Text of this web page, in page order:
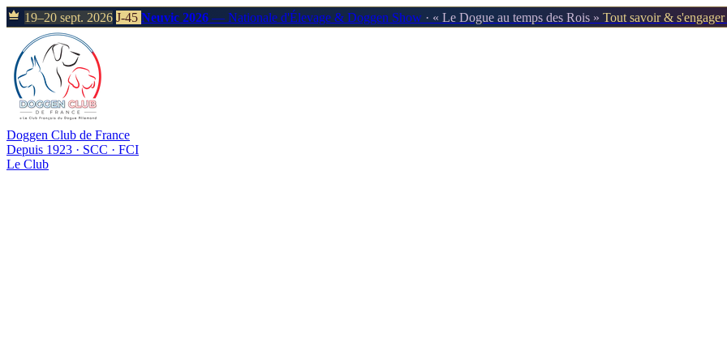
19–20 sept. 2026 J-45 Neuvic 2026 — Nationale d'Élevage & Doggen Show · « Le Dogue au temps des Rois » Tout savoir &
Doggen Club de France
Depuis 1923 · SCC · FCI
Le Club